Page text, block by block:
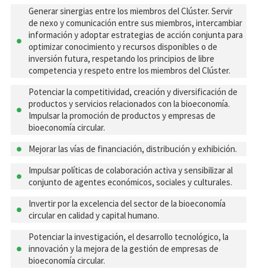
Generar sinergias entre los miembros del Clúster. Servir
de nexo y comunicación entre sus miembros, intercambiar
información y adoptar estrategias de acción conjunta para
optimizar conocimiento y recursos disponibles o de
inversión futura, respetando los principios de libre
competencia y respeto entre los miembros del Clúster.
Potenciar la competitividad, creación y diversificación de
productos y servicios relacionados con la bioeconomía.
Impulsar la promoción de productos y empresas de
bioeconomía circular.
Mejorar las vías de financiación, distribución y exhibición.
Impulsar políticas de colaboración activa y sensibilizar al
conjunto de agentes económicos, sociales y culturales.
Invertir por la excelencia del sector de la bioeconomía
circular en calidad y capital humano.
Potenciar la investigación, el desarrollo tecnológico, la
innovación y la mejora de la gestión de empresas de
bioeconomía circular.